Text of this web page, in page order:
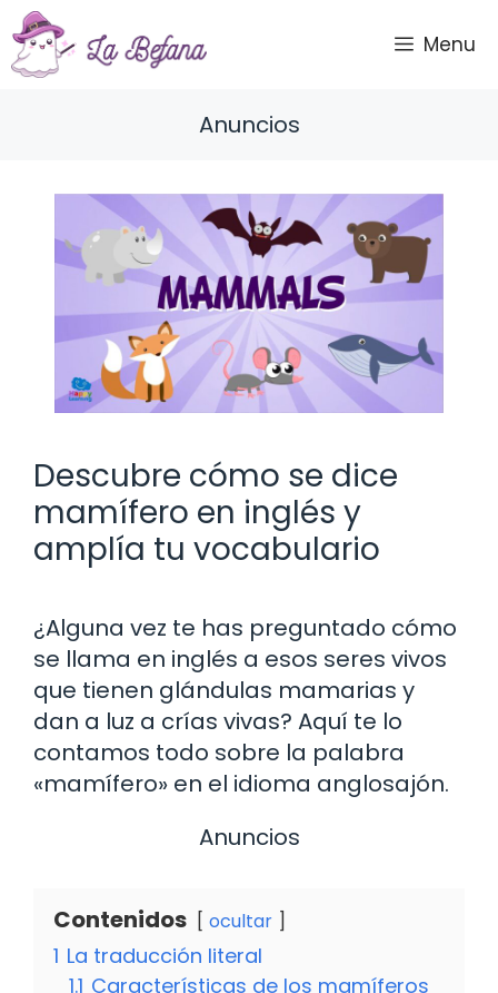
Saltar
al
contenido
Menu
Anuncios
Descubre cómo se dice
mamífero en inglés y
amplía tu vocabulario
¿Alguna vez te has preguntado cómo
se llama en inglés a esos seres vivos
que tienen glándulas mamarias y
dan a luz a crías vivas? Aquí te lo
contamos todo sobre la palabra
«mamífero» en el idioma anglosajón.
Anuncios
Contenidos ocultar
1 La traducción literal
1.1 Características de los mamíferos